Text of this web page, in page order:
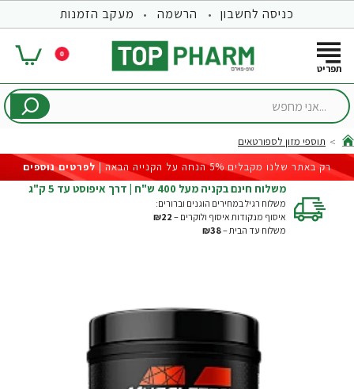
כניסה לחשבון הרשמה מעקב הזמנות
0
...אני
home
תוספי מזון לספורטאים
רק באתר שלנו מקבלים 5% הנחה על הקנייה הבאה |
לפרטים נוספים
משלוח חינם בקניה מעל 400 ש"ח | דרך איפוסט עד 5 ק"ג
משלוח רגיל במחירים הוגנים וברורים:
איסוף מנקודות איסוף ולוקרים – ₪22
משלוח עד הבית –₪38